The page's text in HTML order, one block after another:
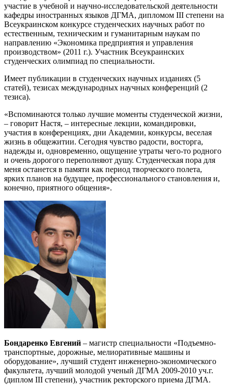
участие в учебной и научно-исследовательской деятельности
кафедры иностранных языков ДГМА, дипломом III степени на
Всеукраинском конкурсе студенческих научных работ по
естественным, техническим и гуманитарным наукам по
направлению «Экономика предприятия и управления
производством» (2011 г.). Участник Всеукраинских
студенческих олимпиад по специальности.
Имеет публикации в студенческих научных изданиях (5
статей), тезисах международных научных конференций (2
тезиса).
«Вспоминаются только лучшие моменты студенческой жизни,
– говорит Настя, – интересные лекции, командировки,
участия в конференциях, дни Академии, конкурсы, веселая
жизнь в общежитии. Сегодня чувство радости, восторга,
надежды и, одновременно, ощущение утраты чего-то родного
и очень дорогого переполняют душу. Студенческая пора для
меня останется в памяти как период творческого полета,
ярких планов на будущее, профессионального становления и,
конечно, приятного общения».
Бондаренко Евгений – магистр специальности «Подъемно-
транспортные, дорожные, мелиоративные машины и
оборудование», лучший студент инженерно-экономического
факультета, лучший молодой ученый ДГМА 2009-2010 уч.г.
(диплом III степени), участник ректорского приема ДГМА.